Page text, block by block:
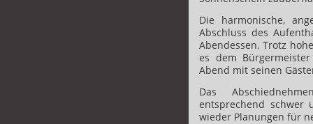
Die harmonische,
Abschluss des
Abendessen. Trotz
es dem
Abend mit seinen
Das
entsprechend schwer
wieder Planungen für